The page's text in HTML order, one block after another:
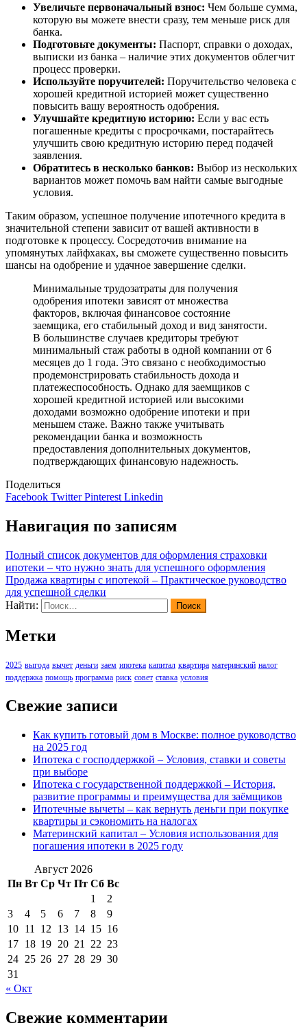
Увеличьте первоначальный взнос: Чем больше сумма,
которую вы можете внести сразу, тем меньше риск для
банка.
Подготовьте документы: Паспорт, справки о доходах,
выписки из банка – наличие этих документов облегчит
процесс проверки.
Используйте поручителей: Поручительство человека с
хорошей кредитной историей может существенно
повысить вашу вероятность одобрения.
Улучшайте кредитную историю: Если у вас есть
погашенные кредиты с просрочками, постарайтесь
улучшить свою кредитную историю перед подачей
заявления.
Обратитесь в несколько банков: Выбор из нескольких
вариантов может помочь вам найти самые выгодные
условия.
Таким образом, успешное получение ипотечного кредита в
значительной степени зависит от вашей активности в
подготовке к процессу. Сосредоточив внимание на
упомянутых лайфхаках, вы сможете существенно повысить
шансы на одобрение и удачное завершение сделки.
Минимальные трудозатраты для получения
одобрения ипотеки зависят от множества
факторов, включая финансовое состояние
заемщика, его стабильный доход и вид занятости.
В большинстве случаев кредиторы требуют
минимальный стаж работы в одной компании от 6
месяцев до 1 года. Это связано с необходимостью
продемонстрировать стабильность дохода и
платежеспособность. Однако для заемщиков с
хорошей кредитной историей или высокими
доходами возможно одобрение ипотеки и при
меньшем стаже. Важно также учитывать
рекомендации банка и возможность
предоставления дополнительных документов,
подтверждающих финансовую надежность.
Поделиться
Facebook TwitterPinterest Linkedin
Навигация по записям
Полный список документов для оформления страховки
ипотеки – что нужно знать для успешного оформления
Продажа квартиры с ипотекой – Практическое руководство
для успешной сделки
Найти:
Метки
2025 выгода вычет деньги заем ипотека капитал квартира материнский налог
поддержка помощь программа риск совет ставка условия
Свежие записи
Как купить готовый дом в Москве: полное руководство
на 2025 год
Ипотека с господдержкой – Условия, ставки и советы
при выборе
Ипотека с государственной поддержкой – История,
развитие программы и преимущества для заёмщиков
Ипотечные вычеты – как вернуть деньги при покупке
квартиры и сэкономить на налогах
Материнский капитал – Условия использования для
погашения ипотеки в 2025 году
Август 2026
Пн Вт Ср Чт Пт Сб Вс
1
2
3
4 5 6 7 8
9
10 11 12 13 14 15 16
17 18 19 20 21 22 23
24 25 26 27 28 29 30
31
« Окт
Свежие комментарии